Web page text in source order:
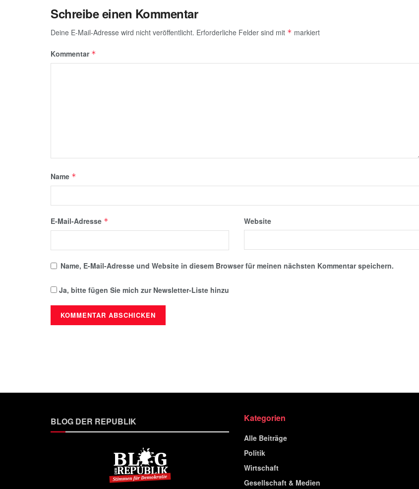
Schreibe einen Kommentar
Deine E-Mail-Adresse wird nicht veröffentlicht. Erforderliche Felder sind mit * markiert
Kommentar *
Name *
E-Mail-Adresse * Website
Name, E-Mail-Adresse und Website in diesem Browser für meinen nächsten Kommentar speichern.
Ja, bitte fügen Sie mich zur Newsletter-Liste hinzu
BLOG DER REPUBLIK Kategorien
Alle Beiträge
Politik
Wirtschaft
Gesellschaft & Medien